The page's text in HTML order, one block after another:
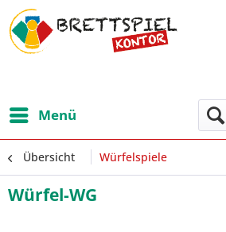
Menü
Übersicht Würfelspiele
Würfel-WG